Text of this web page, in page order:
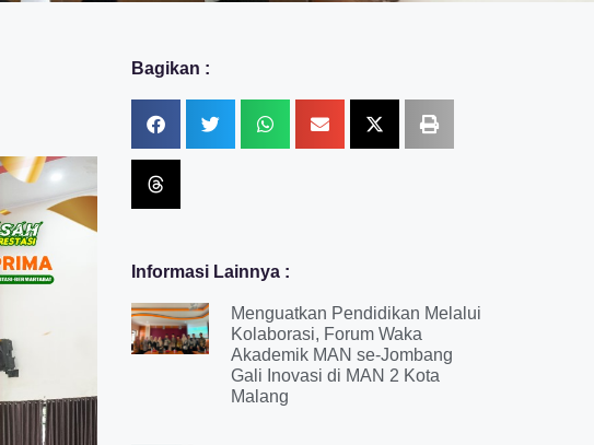
Bagikan :
Informasi Lainnya :
Menguatkan Pendidikan Melalui
Kolaborasi, Forum Waka
Akademik MAN se-Jombang
Gali Inovasi di MAN 2 Kota
Malang